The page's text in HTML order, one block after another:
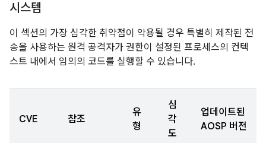
시스템
이 섹션의 가장 심각한 취약점이 악용될 경우 특별히 제작된 전
송을 사용하는 원격 공격자가 권한이 설정된 프로세스의 컨텍
스트 내에서 임의의 코드를 실행할 수 있습니다.
CVE 참조
유
형
심
각
도
업데이트된
AOSP 버전